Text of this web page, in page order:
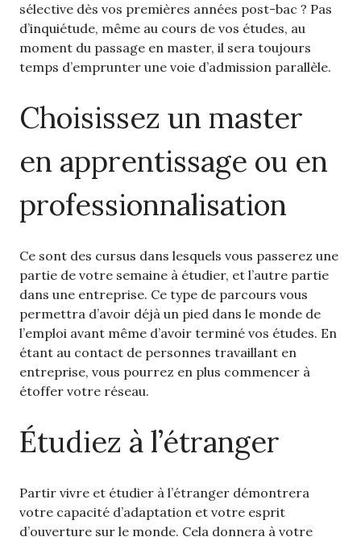
sélective dès vos premières années post-bac ? Pas
d’inquiétude, même au cours de vos études, au
moment du passage en master, il sera toujours
temps d’emprunter une voie d’admission parallèle.
Choisissez un master
en apprentissage ou en
professionnalisation
Ce sont des cursus dans lesquels vous passerez une
partie de votre semaine à étudier, et l’autre partie
dans une entreprise. Ce type de parcours vous
permettra d’avoir déjà un pied dans le monde de
l’emploi avant même d’avoir terminé vos études. En
étant au contact de personnes travaillant en
entreprise, vous pourrez en plus commencer à
étoffer votre réseau.
Étudiez à l’étranger
Partir vivre et étudier à l’étranger démontrera
votre capacité d’adaptation et votre esprit
d’ouverture sur le monde. Cela donnera à votre